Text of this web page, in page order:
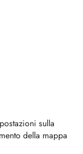
sulla
della mappa